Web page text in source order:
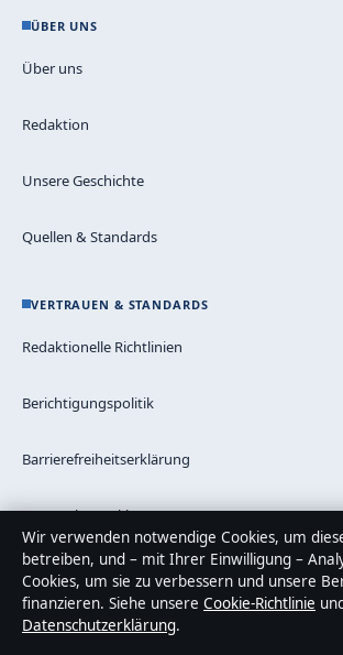
ÜBER UNS
Über uns
Redaktion
Unsere Geschichte
Quellen & Standards
VERTRAUEN & STANDARDS
Redaktionelle Richtlinien
Berichtigungspolitik
Barrierefreiheitserklärung
Datenschutzerklärung
Über Blickindex in Kürze
Blickindex ist ein unabhängiger digitaler
Wir verwenden notwendige Cookies, um
betreiben, und – mit Ihrer Einwilligung –
Cookies, um sie zu verbessern und unsere
finanzieren. Siehe unsere Cookie-Richtlinie
Datenschutzerklärung.